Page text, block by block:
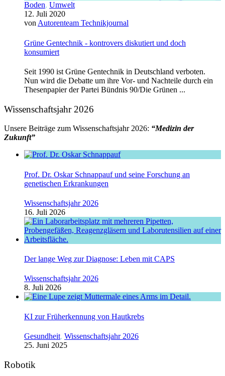
Boden, Umwelt
12. Juli 2020
von Autorenteam Technikjournal
Grüne Gentechnik - kontrovers diskutiert und doch
konsumiert
Seit 1990 ist Grüne Gentechnik in Deutschland verboten.
Nun wird die Debatte um ihre Vor- und Nachteile durch ein
Thesenpapier der Partei Bündnis 90/Die Grünen ...
Wissenschaftsjahr 2026
Unsere Beiträge zum Wissenschaftsjahr 2026: “Medizin der
Zukunft”
Prof. Dr. Oskar Schnappauf und seine Forschung an
genetischen Erkrankungen
Wissenschaftsjahr 2026
16. Juli 2026
Der lange Weg zur Diagnose: Leben mit CAPS
Wissenschaftsjahr 2026
8. Juli 2026
KI zur Früherkennung von Hautkrebs
Gesundheit, Wissenschaftsjahr 2026
25. Juni 2025
Robotik